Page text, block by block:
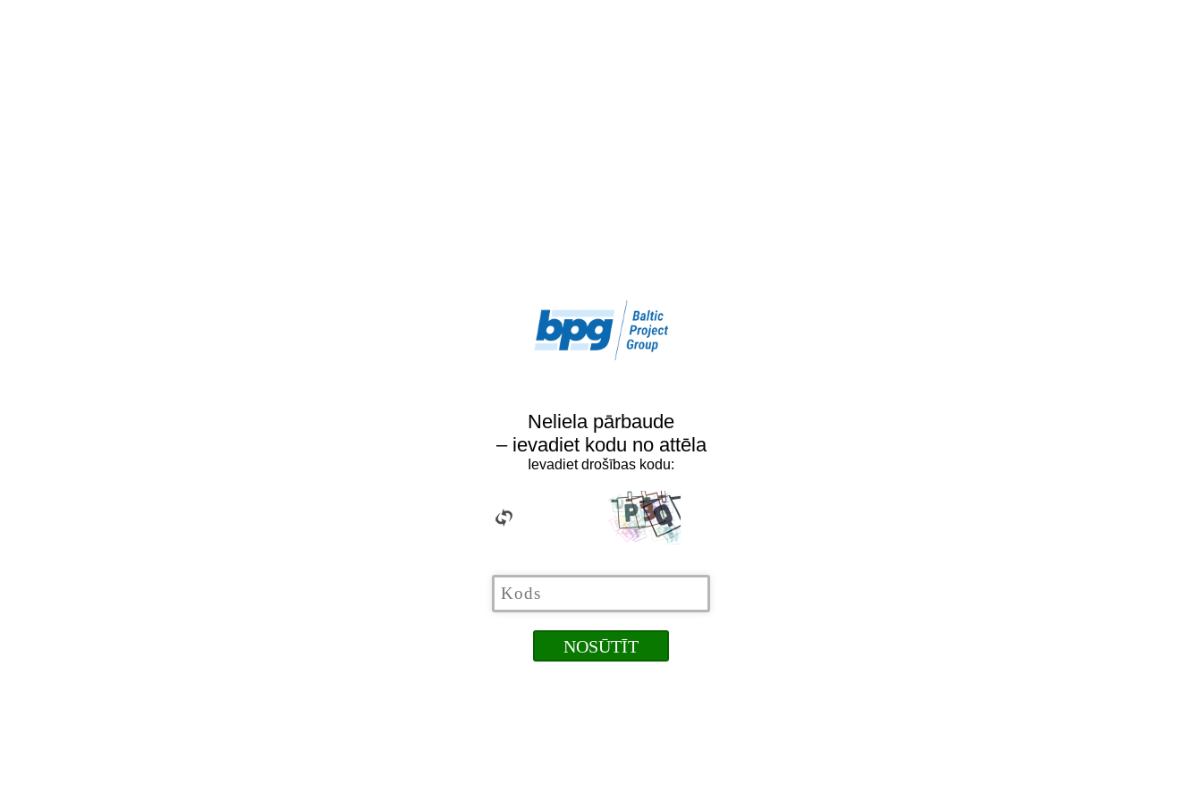
Neliela pārbaude
– ievadiet kodu no attēla
Ievadiet drošības kodu: